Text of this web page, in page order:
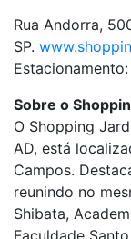
Rua Andorra,
SP.
Estacionamento:
Sobre o
O Shopping
AD, está
Campos.
reunindo no
Shibata,
Faculdade